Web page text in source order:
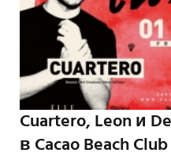
Cuartero, Leon и
в Cacao Beach Club